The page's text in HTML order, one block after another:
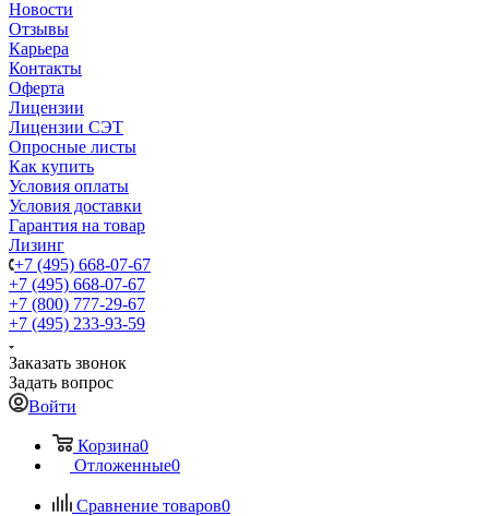
Новости
Отзывы
Карьера
Контакты
Оферта
Лицензии
Лицензии СЭТ
Опросные листы
Как купить
Условия оплаты
Условия доставки
Гарантия на товар
Лизинг
+7 (495) 668-07-67
+7 (495) 668-07-67
+7 (800) 777-29-67
+7 (495) 233-93-59
Заказать звонок
Задать вопрос
Войти
Корзина0
Отложенные0
Сравнение товаров0